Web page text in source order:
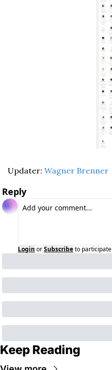
Updater: Wagner Brenner
Reply
Login orSubscribeto participate
Keep Reading